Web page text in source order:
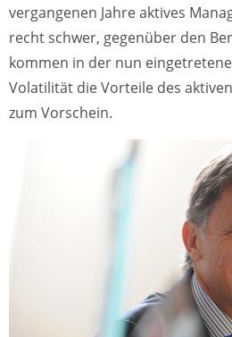
vergangenen Jahre aktives
recht schwer, gegenüber den
kommen in der nun
Volatilität die Vorteile des
zum Vorschein.